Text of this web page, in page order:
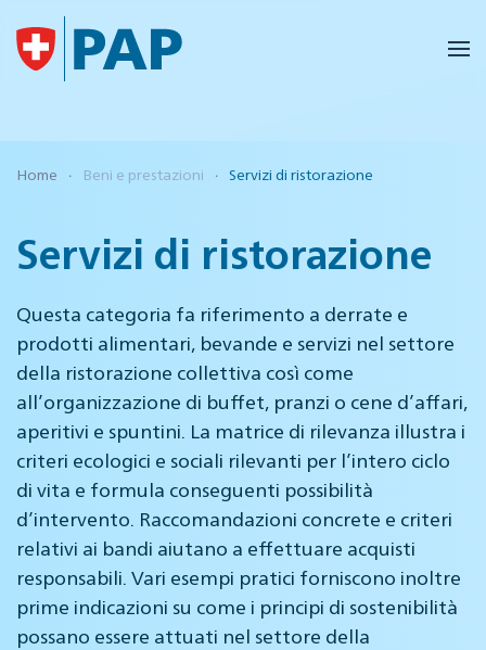
Skip to main content
Home Beni e prestazioni Servizi di ristorazione
Servizi di ristorazione
Questa categoria fa riferimento a derrate e
prodotti alimentari, bevande e servizi nel settore
della ristorazione collettiva così come
all’organizzazione di buffet, pranzi o cene d’affari,
aperitivi e spuntini. La matrice di rilevanza illustra i
criteri ecologici e sociali rilevanti per l’intero ciclo
di vita e formula conseguenti possibilità
d’intervento. Raccomandazioni concrete e criteri
relativi ai bandi aiutano a effettuare acquisti
responsabili. Vari esempi pratici forniscono inoltre
prime indicazioni su come i principi di sostenibilità
possano essere attuati nel settore della